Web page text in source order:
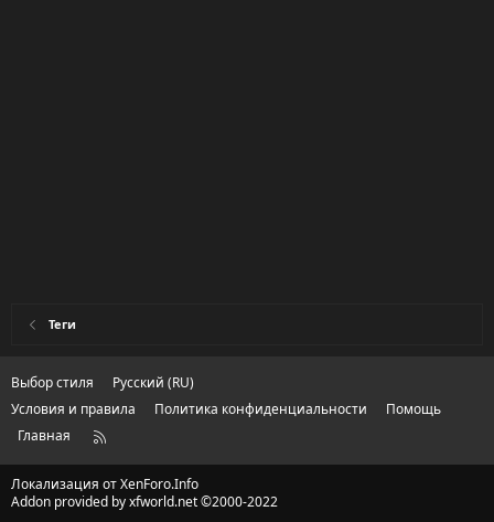
Теги
Выбор стиля
Русский (RU)
Условия и правила
Политика конфиденциальности
Помощь
Главная
R
Локализация отXenForo.Info
Addon provided by xfworld.net ©2000-2022